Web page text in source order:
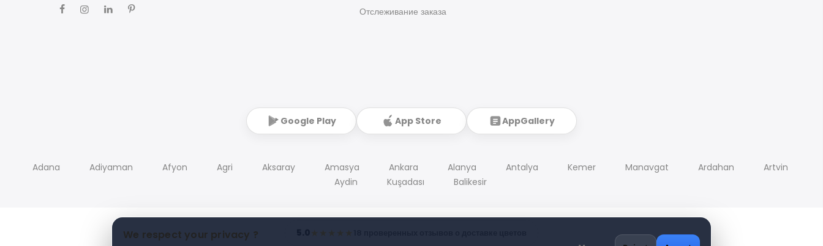
We respect your privacy ?
Отслеживание заказа
Google Play App Store AppGallery
Adana Adiyaman Afyon Agri Aksaray Amasya Ankara Alanya Antalya Kemer Manavgat Ardahan
Artvin
Aydin
Kuşadası Balikesir
★★★★★